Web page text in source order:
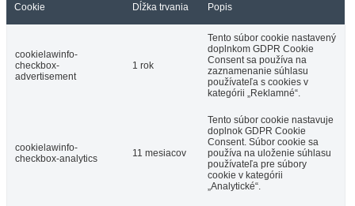
Cookie Dĺžka trvania Popis
cookielawinfo-
checkbox-
advertisement
1 rok
Tento súbor cookie nastavený
doplnkom GDPR Cookie
Consent sa používa na
zaznamenanie súhlasu
používateľa s cookies v
kategórii „Reklamné“.
cookielawinfo-
checkbox-analytics
11 mesiacov
Tento súbor cookie nastavuje
doplnok GDPR Cookie
Consent. Súbor cookie sa
používa na uloženie súhlasu
používateľa pre súbory
cookie v kategórii
„Analytické“.